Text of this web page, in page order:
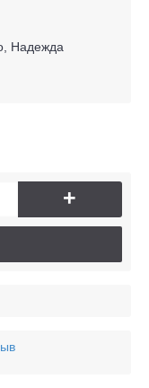
Надежда
+